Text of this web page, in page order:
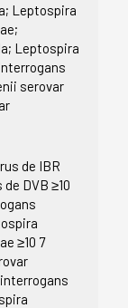
Leptospira
Leptospira
serovar
de IBR
DVB ≥10
≥10 7